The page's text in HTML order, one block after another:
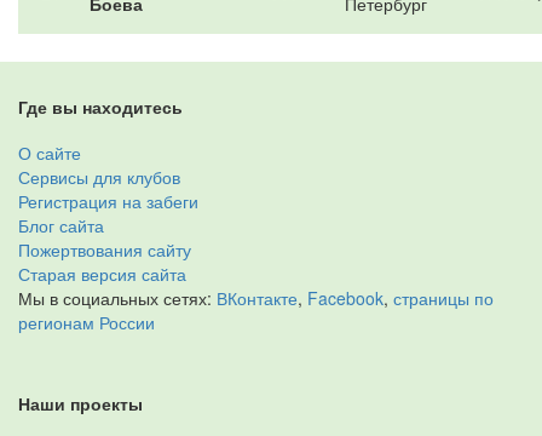
Где вы находитесь
О сайте
Сервисы для клубов
Регистрация на забеги
Блог сайта
Пожертвования сайту
Старая версия сайта
Мы в социальных сетях: ВКонтакте, Facebook, страницы по
регионам России
Наши проекты